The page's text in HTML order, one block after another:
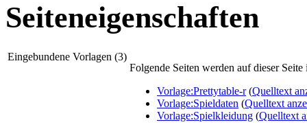
Seiteneigenschaften
Eingebundene Vorlagen (3)
Folgende Seiten werden auf dieser
Vorlage:Prettytable-r(Quelltext
Vorlage:Spieldaten (Quelltext
Vorlage:Spielkleidung (Quelltext